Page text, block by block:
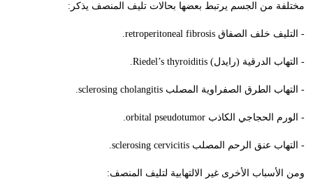
مختلفة من الجسم يرتبط بعضها بحالات تليف المنصف يذكر:
- التليف خلف الصفاق retroperitoneal fibrosis
.
- التهاب الدرقية (رايدل) Riedel’s thyroiditis
.
- التهاب الطرق الصفراوية المصلب sclerosing cholangitis
.
- الورم الحجاجي الكاذب orbital pseudotumor
.
- التهاب عنق الرحم المصلب sclerosing cervicitis
.
ومن الأسباب الأخرى غير الالتهابية لتليف المنصف: